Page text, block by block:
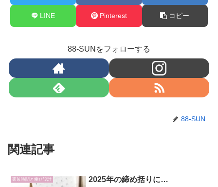
LINE Pinterest コピー
88-SUNをフォローする
88-SUN
関連記事
家族時間と幸せ設計 2025年の締め括りに…